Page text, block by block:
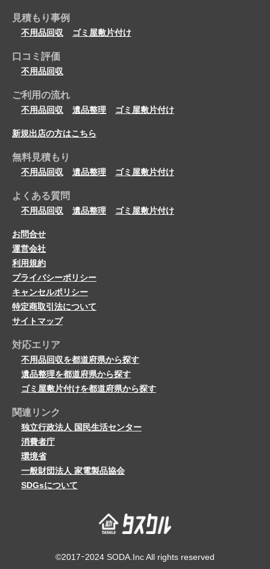
見積もり事例
不用品回収 ゴミ屋敷片付け
口コミ評価
不用品回収
ご利用の流れ
不用品回収 遺品整理 ゴミ屋敷片付け
新規出店の方はこちら
無料見積もり
不用品回収 遺品整理 ゴミ屋敷片付け
よくある質問
不用品回収 遺品整理 ゴミ屋敷片付け
お問合せ
運営会社
利用規約
プライバシーポリシー
キャンセルポリシー
特定商取引法について
サイトマップ
対応エリア
不用品回収を都道府県から探す
遺品整理を都道府県から探す
ゴミ屋敷片付けを都道府県から探す
関連リンク
独立行政法人 国民生活センター
消費者庁
環境省
一般財団法人 家電製品協会
SDGsについて
©2017ｰ2024 SODA.Inc All rights reserved